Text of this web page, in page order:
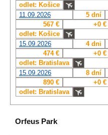
odlet: Košice
11.09.2026
5 dní
567 €
+0 €
odlet: Košice
15.09.2026
4 dni
474 €
+0 €
odlet: Bratislava
15.09.2026
8 dní
890 €
+0 €
odlet: Bratislava
Orfeus Park